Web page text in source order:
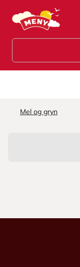
Hopp til hovedinnhold
Mel og gryn